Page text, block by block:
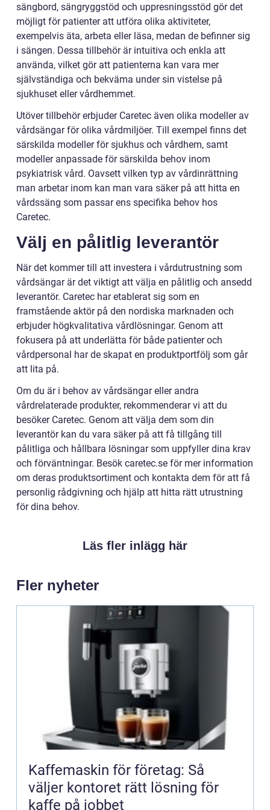
sängbord, sängryggstöd och uppresningsstöd gör det
möjligt för patienter att utföra olika aktiviteter,
exempelvis äta, arbeta eller läsa, medan de befinner sig
i sängen. Dessa tillbehör är intuitiva och enkla att
använda, vilket gör att patienterna kan vara mer
självständiga och bekväma under sin vistelse på
sjukhuset eller vårdhemmet.
Utöver tillbehör erbjuder Caretec även olika modeller av
vårdsängar för olika vårdmiljöer. Till exempel finns det
särskilda modeller för sjukhus och vårdhem, samt
modeller anpassade för särskilda behov inom
psykiatrisk vård. Oavsett vilken typ av vårdinrättning
man arbetar inom kan man vara säker på att hitta en
vårdssäng som passar ens specifika behov hos
Caretec.
Välj en pålitlig leverantör
När det kommer till att investera i vårdutrustning som
vårdsängar är det viktigt att välja en pålitlig och ansedd
leverantör. Caretec har etablerat sig som en
framstående aktör på den nordiska marknaden och
erbjuder högkvalitativa vårdlösningar. Genom att
fokusera på att underlätta för både patienter och
vårdpersonal har de skapat en produktportfölj som går
att lita på.
Om du är i behov av vårdsängar eller andra
vårdrelaterade produkter, rekommenderar vi att du
besöker Caretec. Genom att välja dem som din
leverantör kan du vara säker på att få tillgång till
pålitliga och hållbara lösningar som uppfyller dina krav
och förväntningar. Besök caretec.se för mer information
om deras produktsortiment och kontakta dem för att få
personlig rådgivning och hjälp att hitta rätt utrustning
för dina behov.
Läs fler inlägg här
Fler nyheter
Kaffemaskin för företag: Så
väljer kontoret rätt lösning för
kaffe på jobbet